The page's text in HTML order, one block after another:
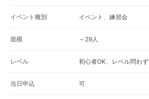
イベント種別 イベント、練習会
規模 ～29人
レベル 初心者OK、レベル問わず
当日申込 可